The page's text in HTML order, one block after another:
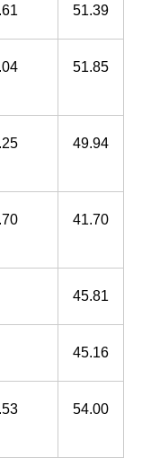
51.39
51.85
49.94
41.70
45.81
45.16
54.00